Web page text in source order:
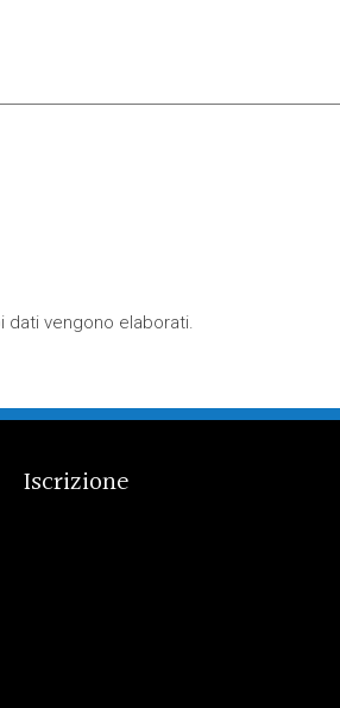
dati vengono elaborati.
Iscrizione